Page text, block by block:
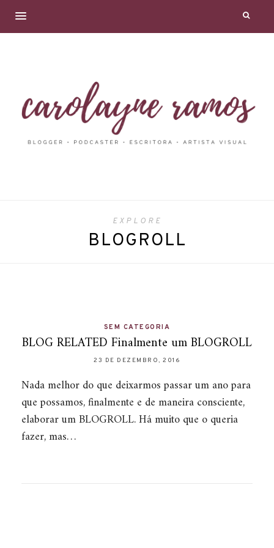
EXPLORE
BLOGROLL
SEM CATEGORIA
BLOG RELATED Finalmente um BLOGROLL
23 DE DEZEMBRO, 2016
Nada melhor do que deixarmos passar um ano para
que possamos, finalmente e de maneira consciente,
elaborar um BLOGROLL. Há muito que o queria
fazer, mas…